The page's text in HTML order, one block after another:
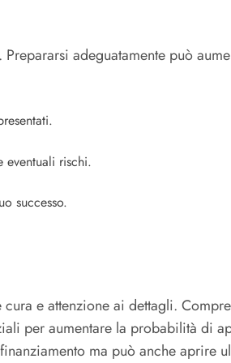
adeguatamente può
rischi.
successo.
e attenzione ai dettagli.
per aumentare la probabilità di
ma può anche aprire